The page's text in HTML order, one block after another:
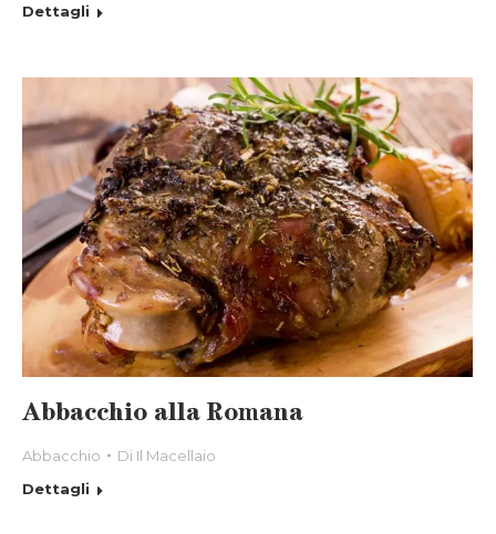
Dettagli
Abbacchio alla Romana
Abbacchio Di Il Macellaio
Dettagli